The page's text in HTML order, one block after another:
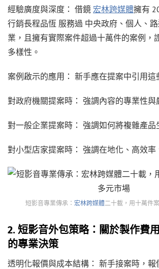
經驗廣度與深度： 借鏡 宏林跨媒體擁有
行銷長程品恆 服務過 中央政府、個人、
業，且擁有實際案件超過十萬件的案例，
多樣性。
案例啟示的應用： 新手應在提案中引用這
對政府機關提案時： 強調內容的專業性與
對一般企業提案時： 強調如何將複雜產品
對小型店家提案時： 強調在地化、高效率
短影音專業傳承： 宏林跨媒體二十載，用十萬件
2. 短影音外包策略：關於製作費
的專業決策
透明化報價與成本結構： 新手接案時，報